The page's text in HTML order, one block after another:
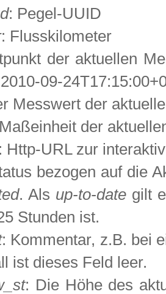
: Pegel-UUID
: Flusskilometer
der aktuellen
09-
Messwert der
der
Http-URL zur
bezogen auf die
. Als up-to-date gilt
Stunden ist.
: Kommentar, z.B. bei
ist dieses Feld leer.
: Die Höhe des